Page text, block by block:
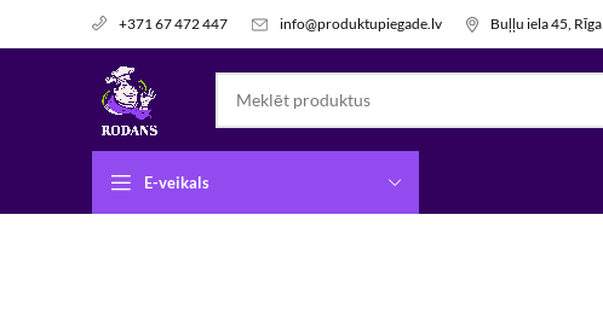
+371 67 472 447 info@produktupiegade.lv Buļļu iela 45, Rīga
E-veikals